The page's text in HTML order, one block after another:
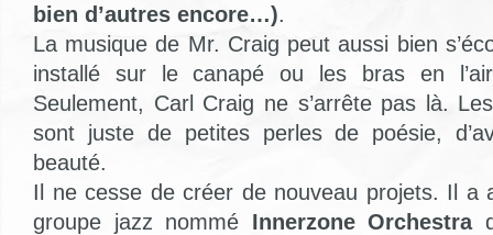
bien d’autres encore…).
La musique de Mr. Craig peut aussi bien
installé sur le canapé ou les bras en
Seulement, Carl Craig ne s’arrête pas là.
sont juste de petites perles de poésie,
beauté.
Il ne cesse de créer de nouveau projets. Il a
groupe jazz nommé Innerzone Orchestra